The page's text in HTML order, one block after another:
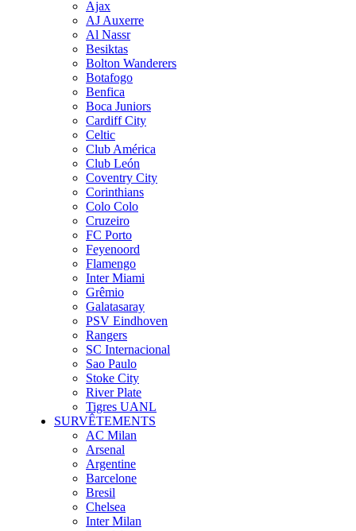
Ajax
AJ Auxerre
Al Nassr
Besiktas
Bolton Wanderers
Botafogo
Benfica
Boca Juniors
Cardiff City
Celtic
Club América
Club León
Coventry City
Corinthians
Colo Colo
Cruzeiro
FC Porto
Feyenoord
Flamengo
Inter Miami
Grêmio
Galatasaray
PSV Eindhoven
Rangers
SC Internacional
Sao Paulo
Stoke City
River Plate
Tigres UANL
SURVÊTEMENTS
AC Milan
Arsenal
Argentine
Barcelone
Bresil
Chelsea
Inter Milan